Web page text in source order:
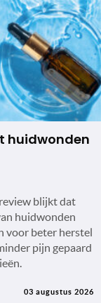
huidwonden
blijkt dat
huidwonden
voor beter herstel
pijn gepaard
03 augustus 2026